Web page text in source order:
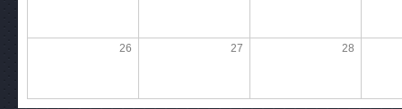
26 27 28